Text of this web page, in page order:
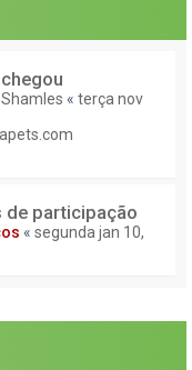
« terça nov
de participação
« segunda jan 10,